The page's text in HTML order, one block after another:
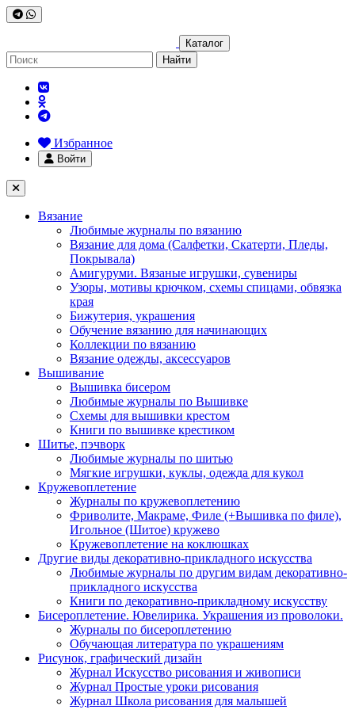
Каталог
Найти
Избранное
Войти
Вязание
Любимые журналы по вязанию
Вязание для дома (Салфетки, Скатерти, Пледы,
Покрывала)
Амигуруми. Вязаные игрушки, сувениры
Узоры, мотивы крючком, схемы спицами, обвязка
края
Бижутерия, украшения
Обучение вязанию для начинающих
Коллекции по вязанию
Вязание одежды, аксессуаров
Вышивание
Вышивка бисером
Любимые журналы по Вышивке
Схемы для вышивки крестом
Книги по вышивке крестиком
Шитье, пэчворк
Любимые журналы по шитью
Мягкие игрушки, куклы, одежда для кукол
Кружевоплетение
Журналы по кружевоплетению
Фриволите, Макраме, Филе (+Вышивка по филе),
Игольное (Шитое) кружево
Кружевоплетение на коклюшках
Другие виды декоративно-прикладного искусства
Любимые журналы по другим видам декоративно-
прикладного искусства
Книги по декоративно-прикладному искусству
Бисероплетение. Ювелирика. Украшения из проволоки.
Журналы по бисероплетению
Обучающая литература по украшениям
Рисунок, графический дизайн
Журнал Искусство рисования и живописи
Журнал Простые уроки рисования
Журнал Школа рисования для малышей